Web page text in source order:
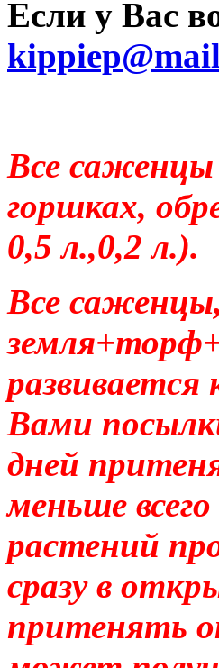
Если у Вас
Все саженцы
горшках,
0,5 л.,0,2 л.).
Все
развивается
Вами
дней
меньше
растений
сразу в
притенять